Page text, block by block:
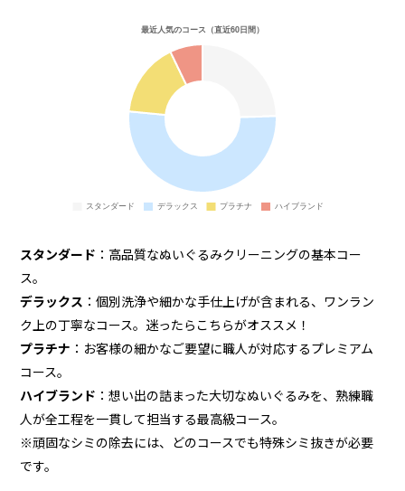
スタンダード ：高品質なぬいぐるみクリーニングの基本コー
ス。
デラックス ：個別洗浄や細かな手仕上げが含まれる、ワンラン
ク上の丁寧なコース。迷ったらこちらがオススメ！
プラチナ ：お客様の細かなご要望に職人が対応するプレミアム
コース。
ハイブランド ：想い出の詰まった大切なぬいぐるみを、熟練職
人が全工程を一貫して担当する最高級コース。
※頑固なシミの除去には、どのコースでも特殊シミ抜きが必要
です。